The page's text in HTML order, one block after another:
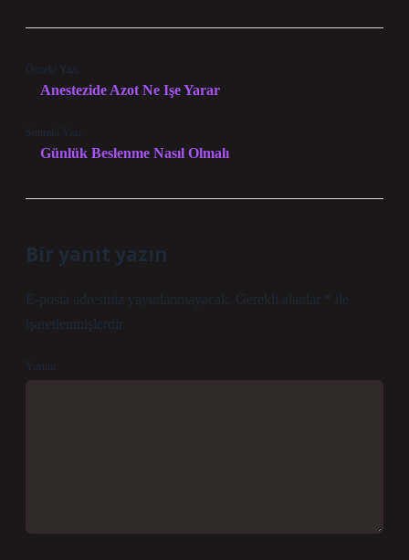
Önceki Yazı
Anestezide Azot Ne Işe Yarar
Sonraki Yazı
Günlük Beslenme Nasıl Olmalı
Bir yanıt yazın
E-posta adresiniz yayınlanmayacak. Gerekli alanlar
ile
işaretlenmişlerdir
Yorum